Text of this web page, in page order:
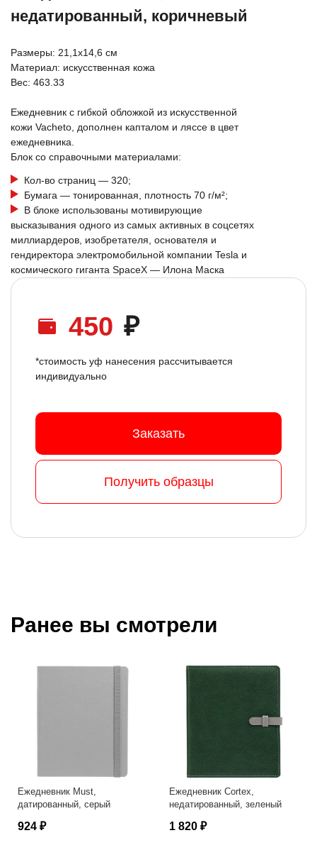
недатированный, коричневый
Размеры: 21,1х14,6 см
Материал: искусственная кожа
Вес: 463.33
Ежедневник с гибкой обложкой из искусственной
кожи Vacheto, дополнен капталом и ляссе в цвет
ежедневника.
Блок cо справочными материалами:
Кол-во страниц — 320;
Бумага — тонированная, плотность 70 г/м²;
В блоке использованы мотивирующие
высказывания одного из самых активных в соцсетях
миллиардеров, изобретателя, основателя и
гендиректора электромобильной компании Tesla и
космического гиганта SpaceX — Илона Маска
450 ₽
*стоимость уф нанесения рассчитывается
индивидуально
Заказать
Получить образцы
Ранее вы смотрели
Ежедневник Must,
датированный, серый
924 ₽
Ежедневник Cortex,
недатированный, зеленый
1 820 ₽